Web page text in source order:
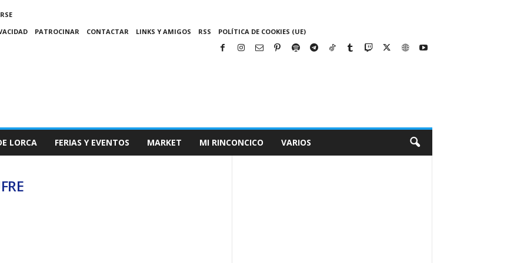
PATROCINAR CONTACTAR LINKS Y AMIGOS RSS POLÍTICA DE COOKIES (UE)
LORCA FERIAS Y EVENTOS MARKET MI RINCONCICO VARIOS